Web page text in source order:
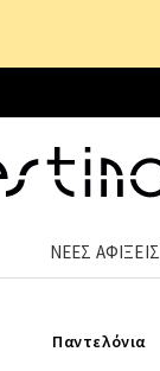
ΝΕΕΣ ΑΦΙΞΕΙΣ
Παντελόνια